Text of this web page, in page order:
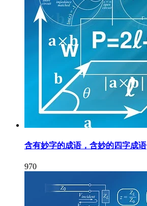
含有妙字的成语，含妙的四字成语
970